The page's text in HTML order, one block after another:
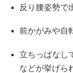
反り腰姿勢で
前かがみや自
立ちっぱなし
などが挙げら